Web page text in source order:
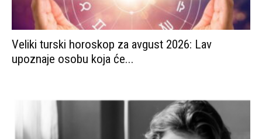
Veliki turski horoskop za avgust 2026: Lav
upoznaje osobu koja će...